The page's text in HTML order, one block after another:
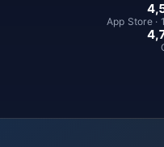
App Store ·